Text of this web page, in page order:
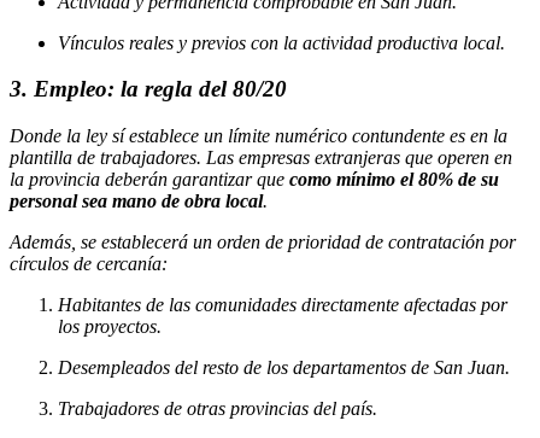
Vínculos reales y previos con la actividad productiva local.
3. Empleo: la regla del 80/20
Donde la ley sí establece un límite numérico contundente es en la
plantilla de trabajadores. Las empresas extranjeras que operen en
la provincia deberán garantizar que como mínimo el 80% de su
personal sea mano de obra local.
Además, se establecerá un orden de prioridad de contratación por
círculos de cercanía:
Habitantes de las comunidades directamente afectadas por
los proyectos.
Desempleados del resto de los departamentos de San Juan.
Trabajadores de otras provincias del país.